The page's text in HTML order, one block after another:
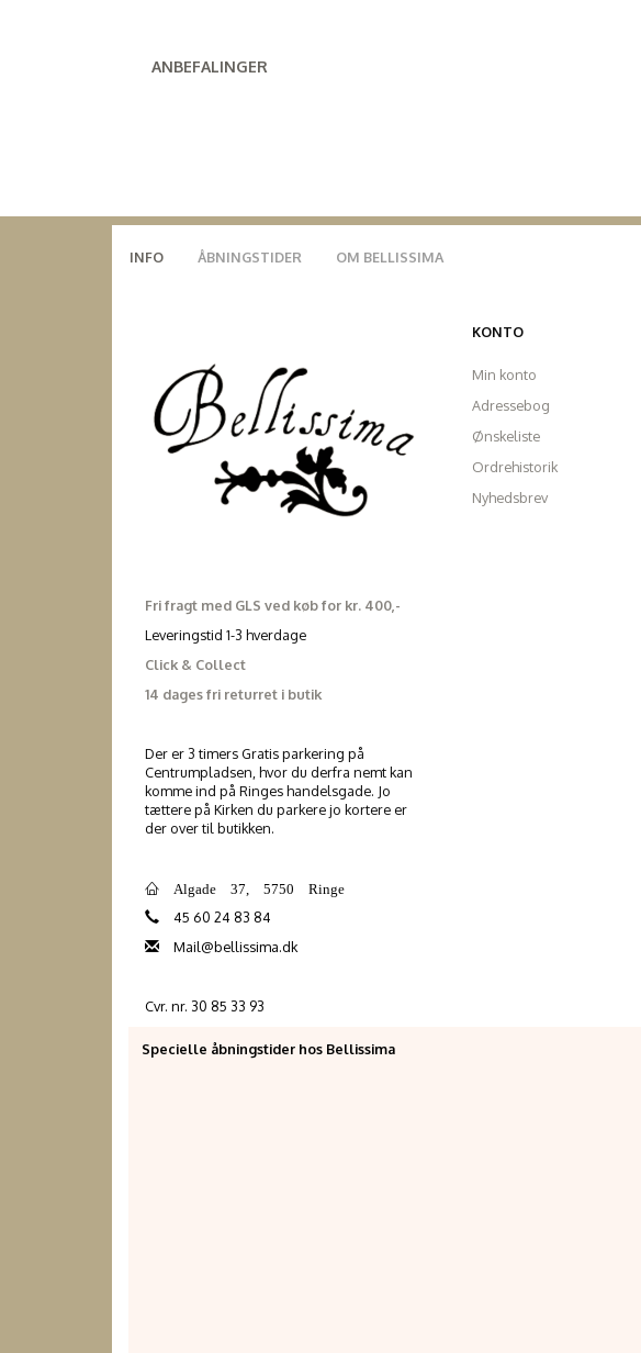
ANBEFALINGER
INFO ÅBNINGSTIDER OM BELLISSIMA
Fri fragt med GLS ved køb for kr. 400,-
Leveringstid 1-3 hverdage
Click & Collect
14 dages fri returret i butik
Der er 3 timers Gratis parkering på
Centrumpladsen, hvor du derfra nemt kan
komme ind på Ringes handelsgade. Jo
tættere på Kirken du parkere jo kortere er
der over til butikken.
Algade 37, 5750 Ringe
45 60 24 83 84
Mail@bellissima.dk
Cvr. nr. 30 85 33 93
KONTO
Min konto
Adressebog
Ønskeliste
Ordrehistorik
Nyhedsbrev
Specielle åbningstider hos Bellissima